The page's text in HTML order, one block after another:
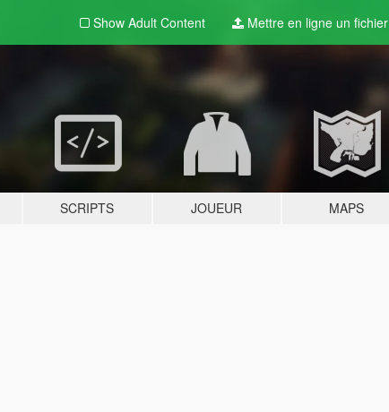
Show Adult Content Mettre en ligne un fichier
SCRIPTS JOUEUR MAPS